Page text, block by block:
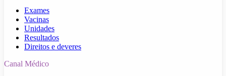
Exames
Vacinas
Unidades
Resultados
Direitos e deveres
Canal Médico